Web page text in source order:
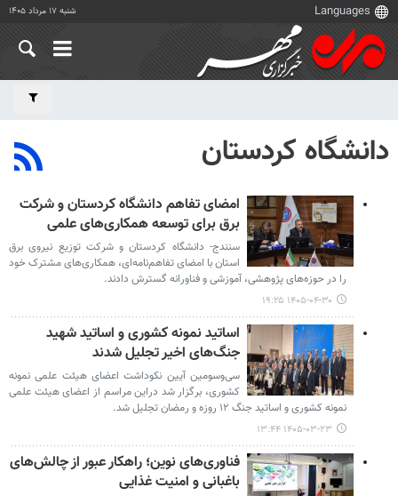
شنبه ۱۷ مرداد ۱۴۰۵
دانشگاه کردستان
امضای تفاهم دانشگاه کردستان و شرکت
برق برای توسعه همکاری‌های علمی
سنندج- دانشگاه کردستان و شرکت توزیع نیروی برق
استان با امضای تفاهم‌نامه‌ای، همکاری‌های مشترک خود
را در حوزه‌های پژوهشی، آموزشی و فناورانه گسترش دادند.
۱۴۰۵-۰۴-۳۰ ۱۹:۲۵
اساتید نمونه کشوری و اساتید شهید
جنگ‌های اخیر تجلیل شدند
سی‌وسومین آیین نکوداشت اعضای هیئت علمی نمونه
کشوری، برگزار شد دراین مراسم از اعضای هیئت علمی
نمونه کشوری و اساتید جنگ ۱۲ روزه و رمضان تجلیل شد.
۱۴۰۵-۰۳-۲۳ ۱۳:۴۴
فناوری‌های نوین؛ راهکار عبور از چالش‌های
باغبانی و امنیت غذایی